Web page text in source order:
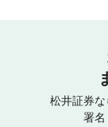
松井証券な
署名